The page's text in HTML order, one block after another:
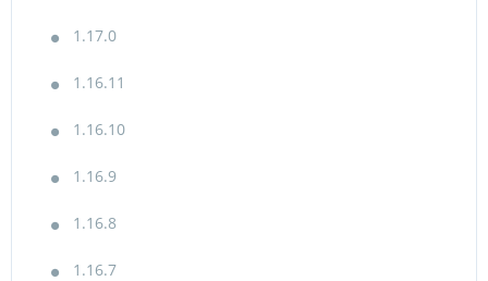
1.17.0
1.16.11
1.16.10
1.16.9
1.16.8
1.16.7